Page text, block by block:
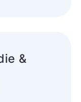
&